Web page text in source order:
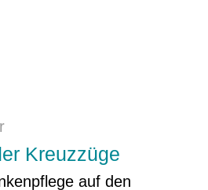
Kreuzzüge
auf den